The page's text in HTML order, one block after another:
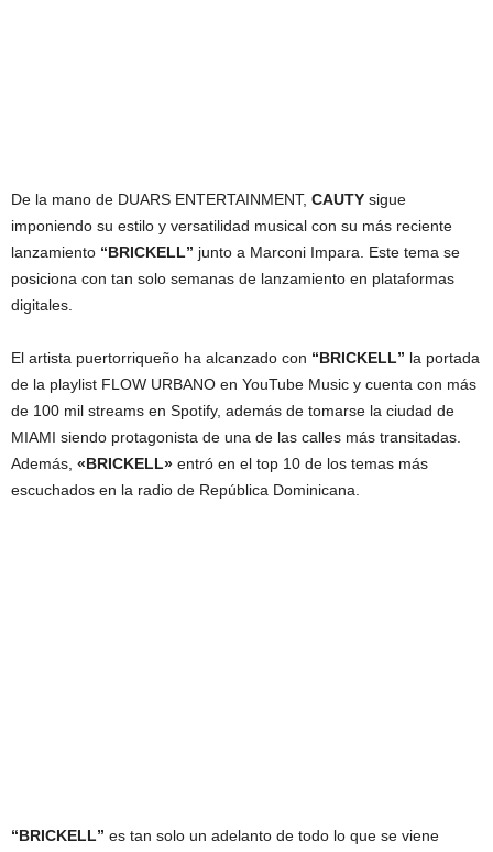
De la mano de DUARS ENTERTAINMENT, CAUTY sigue
imponiendo su estilo y versatilidad musical con su más reciente
lanzamiento “BRICKELL” junto a Marconi Impara. Este tema se
posiciona con tan solo semanas de lanzamiento en plataformas
digitales.
El artista puertorriqueño ha alcanzado con “BRICKELL” la portada
de la playlist FLOW URBANO en YouTube Music y cuenta con más
de 100 mil streams en Spotify, además de tomarse la ciudad de
MIAMI siendo protagonista de una de las calles más transitadas.
Además, «BRICKELL» entró en el top 10 de los temas más
escuchados en la radio de República Dominicana.
“BRICKELL” es tan solo un adelanto de todo lo que se viene